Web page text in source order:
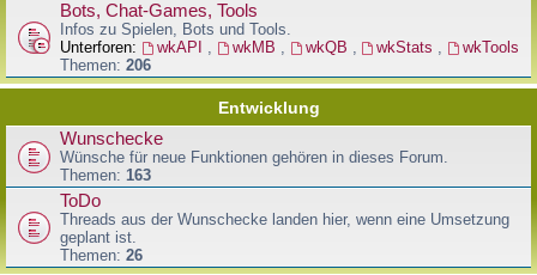
Bots, Chat-Games, Tools
Infos zu Spielen, Bots und Tools.
Unterforen:
wkAPI , wkMB , wkQB , wkStats ,
wkTools
Themen: 206
Entwicklung
Wunschecke
Wünsche für neue Funktionen gehören in dieses Forum.
Themen: 163
ToDo
Threads aus der Wunschecke landen hier, wenn eine Umsetzung
geplant ist.
Themen: 26